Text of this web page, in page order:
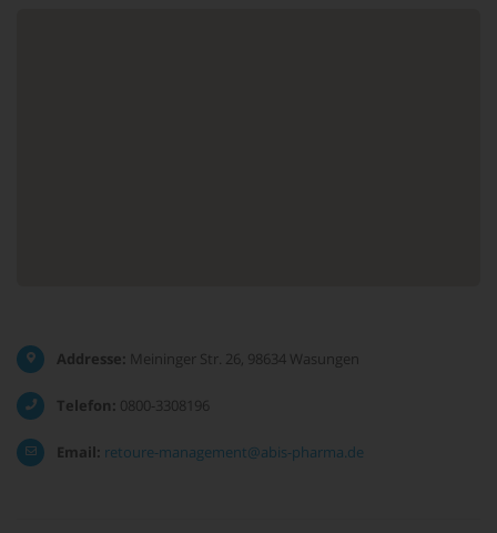
Addresse: Meininger Str. 26, 98634 Wasungen
Telefon: 0800-3308196
Email: retoure-management@abis-pharma.de